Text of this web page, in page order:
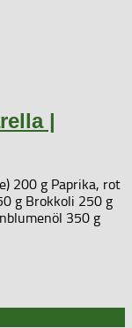
|
200 g Paprika, rot
g Brokkoli 250 g
350 g